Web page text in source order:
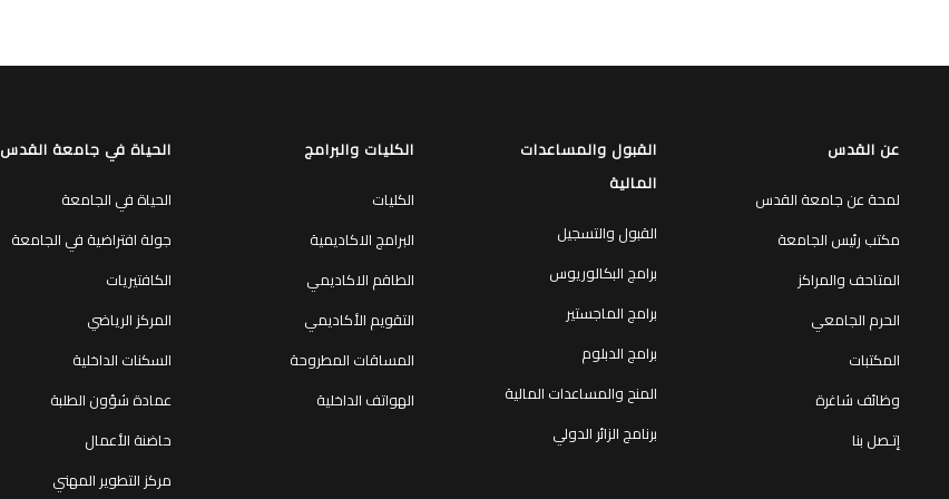
عن القدس
لمحة عن جامعة القدس
مكتب رئيس الجامعة
المتاحف والمراكز
الحرم الجامعي
المكتبات
وظائف شاغرة
إتـصل بنا
القبول والمساعدات
المالية
القبول والتسجيل
برامج البكالوريوس
برامج الماجستير
برامج الدبلوم
المنح والمساعدات المالية
برنامج الزائر الدولي
الكليات والبرامج
الكليات
البرامج الاكاديمية
الطاقم الاكاديمي
التقويم الأكاديمي
المساقات المطروحة
الهواتف الداخلية
الحياة في جامعة القدس
الحياة في الجامعة
جولة افتراضية في الجامعة
الكافتيريات
المركز الرياضي
السكنات الداخلية
عمادة شؤون الطلبة
حاضنة الأعمال
مركز التطوير المهني